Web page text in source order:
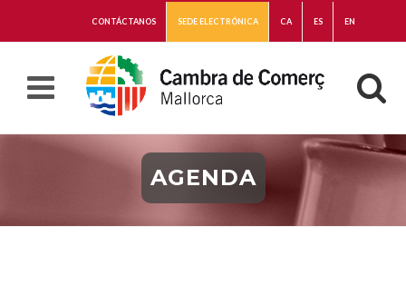
CONTÁCTANOS SEDE ELECTRÓNICA CA ES EN
AGENDA